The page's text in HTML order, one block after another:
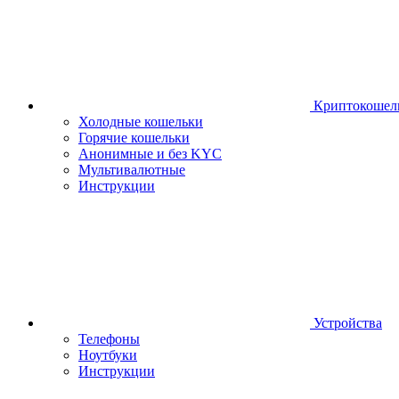
Холодные кошельки
Горячие кошельки
Анонимные и без KYC
Мультивалютные
Инструкции
Устройства
Телефоны
Ноутбуки
Инструкции